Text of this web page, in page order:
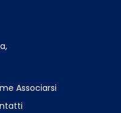
Associarsi